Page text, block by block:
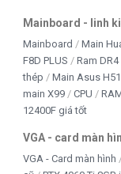
Mainboard - linh
Mainboard
Main
F8D PLUS
Ram
thép
Main Asus
main X99
CPU
12400F giá tốt
VGA - card màn
VGA - Card màn hình